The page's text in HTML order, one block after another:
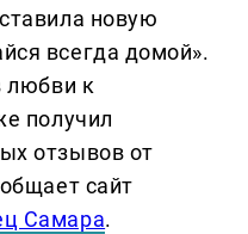
новую
всегда домой».
любви к
получил
отзывов от
сайт
Самара.